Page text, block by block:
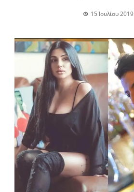
15 Ιουλίου 2019